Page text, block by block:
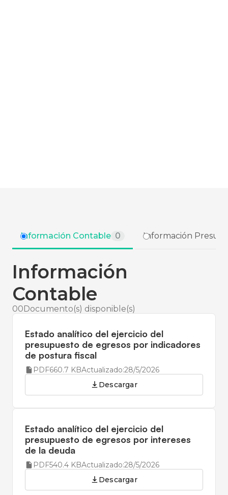
Información Contable 0 Información
Información
Contable
00Documento(s) disponible(s)
Estado analítico del ejercicio del
presupuesto de egresos por indicadores
de postura fiscal
PDF660.7 KBActualizado:28/5/2026
Descargar
Estado analítico del ejercicio del
presupuesto de egresos por intereses
de la deuda
PDF540.4 KBActualizado:28/5/2026
Descargar